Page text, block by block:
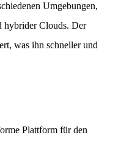
Umgebungen,
hybrider Clouds. Der
was ihn schneller und
Plattform für den